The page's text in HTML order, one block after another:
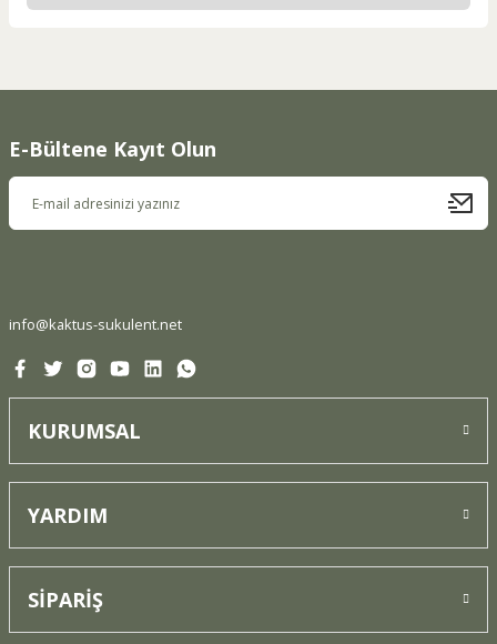
Ürün resmi kalitesiz, bozuk veya görüntülenemiyor.
E-Bültene Kayıt Olun
info@kaktus-sukulent.net
KURUMSAL
YARDIM
SİPARİŞ